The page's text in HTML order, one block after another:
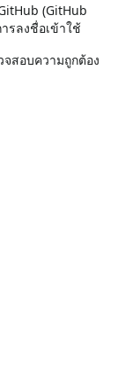
(GitHub
รลงชื่อเข้าใช้
สอบความถูกต้อง